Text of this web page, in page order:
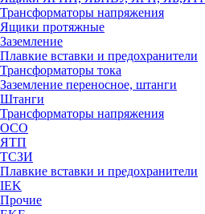
Трансформаторы напряжения
Ящики протяжные
Заземление
Плавкие вставки и предохранители
Трансформаторы тока
Заземление переносное, штанги
Штанги
Трансформаторы напряжения
ОСО
ЯТП
ТСЗИ
Плавкие вставки и предохранители
IEK
Прочие